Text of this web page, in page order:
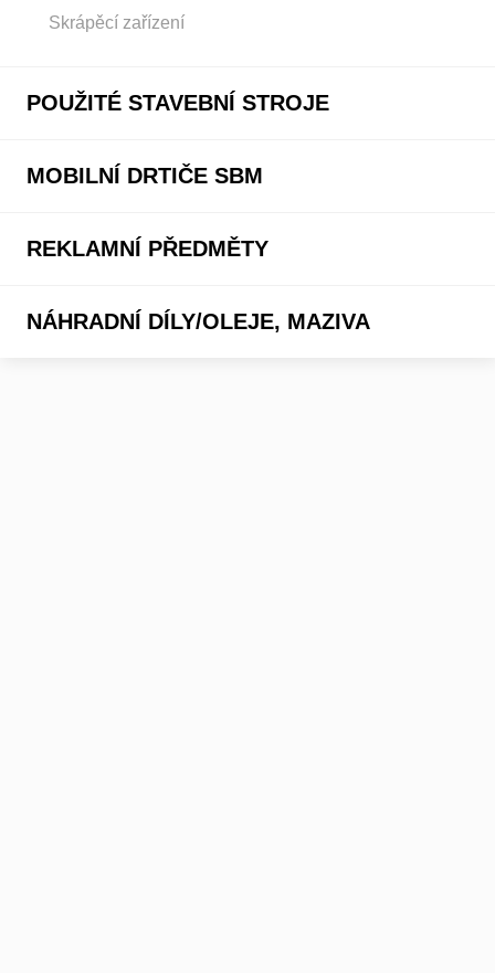
Skrápěcí zařízení
POUŽITÉ STAVEBNÍ STROJE
MOBILNÍ DRTIČE SBM
REKLAMNÍ PŘEDMĚTY
NÁHRADNÍ DÍLY/OLEJE, MAZIVA